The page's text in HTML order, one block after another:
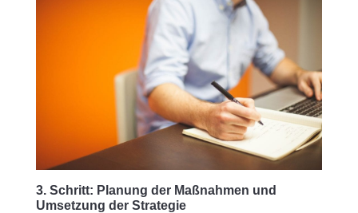
3. Schritt: Planung der Maßnahmen und
Umsetzung der Strategie